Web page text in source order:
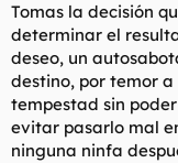
Tomas la decisión
determinar el
deseo, un
destino, por temor
tempestad sin
evitar pasarlo mal
ninguna ninfa